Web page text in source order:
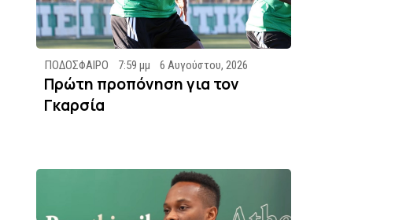
ΠΟΔΟΣΦΑΙΡΟ 7:59 μμ 6 Αυγούστου, 2026
Πρώτη προπόνηση για τον
Γκαρσία